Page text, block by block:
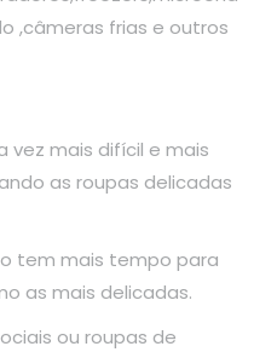
,câmeras frias e outros
vez mais difícil e mais
as roupas delicadas
tem mais tempo para
as mais delicadas.
ou roupas de